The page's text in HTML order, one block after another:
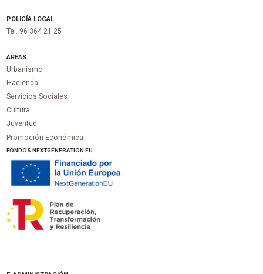
POLICÍA LOCAL
Tel. 96 364 21 25
ÁREAS
Urbanismo
Hacienda
Servicios Sociales
Cultura
Juventud
Promoción Económica
FONDOS NEXTGENERATION EU